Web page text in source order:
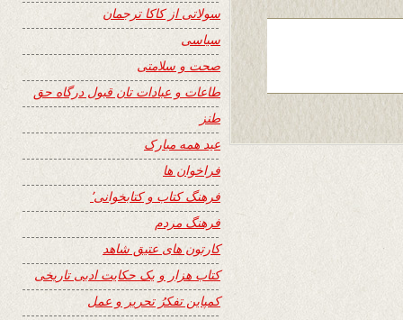
سولاتی از کاکا ترجمان
سیاسی
صحت و سلامتی
طاعات و عبادات تان قبول درگاه حق
طنز
عید همه مبارک
فراخوان ها
فرهنگ کتاب و کتابخوانی٬
فرهنگ مردم
کارتون های عتیق شاهد
کتاب هزار و یک حکایت ادبی تاریخی
کمپاین تفکرُ تحریر و عمل